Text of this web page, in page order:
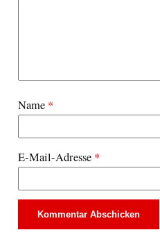
Name *
E-Mail-Adresse *